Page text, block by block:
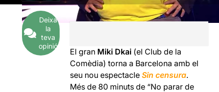
Deixa
la
teva
opinió
El gran Miki Dkai (el Club de la
Comèdia) torna a Barcelona amb el
seu nou espectacleSin censura.
Més de 80 minuts de “No parar de